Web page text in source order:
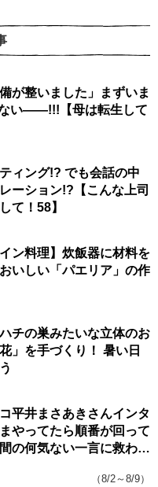
が整いました」まずいま
い――!!!【母は転生して
ィング!? でも会話の中
ーション!?【こんな上司
て！58】
ン料理】炊飯器に材料を
いしい「パエリア」の作
チの巣みたいな立体のお
」を手づくり！ 暑い日
平井まさあきさんインタ
やってたら順番が回って
の何気ない一言に救われ
（8/2～8/9）